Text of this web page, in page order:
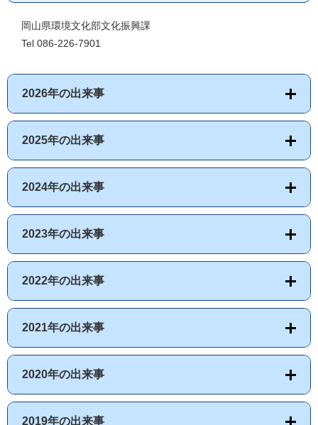
岡山県環境文化部文化振興課
Tel 086-226-7901
2026年の出来事
2025年の出来事
2024年の出来事
2023年の出来事
2022年の出来事
2021年の出来事
2020年の出来事
2019年の出来事